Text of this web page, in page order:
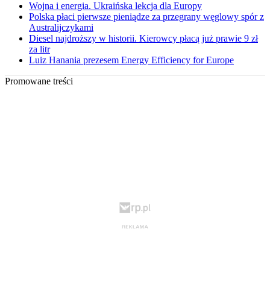
Wojna i energia. Ukraińska lekcja dla Europy
Polska płaci pierwsze pieniądze za przegrany węglowy spór z
Australijczykami
Diesel najdroższy w historii. Kierowcy płacą już prawie 9 zł
za litr
Luiz Hanania prezesem Energy Efficiency for Europe
Promowane treści